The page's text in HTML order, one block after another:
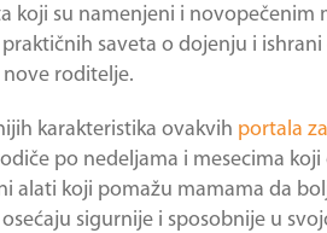
koji su namenjeni i
saveta o dojenju i
roditelje.
karakteristika ovakvih portala
po nedeljama i mesecima
alati koji pomažu mamama da
sigurnije i sposobnije u